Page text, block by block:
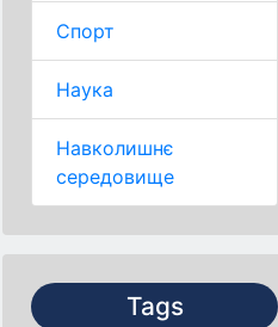
Спорт
Наука
Навколишнє
середовище
Tags